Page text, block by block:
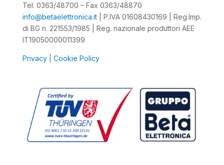
Tel. 0363/48700 – Fax 0363/48870
info@betaelettronica.it| P.IVA 01608430169 | Reg.Imp.
di BG n. 221553/1985 | Reg. nazionale produttori AEE
IT19050000011399
Privacy| Cookie Policy